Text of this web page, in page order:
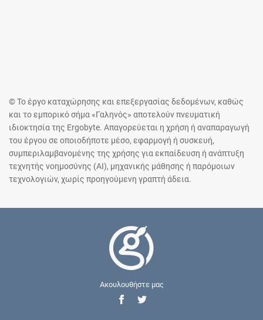
© Το έργο καταχώρησης και επεξεργασίας δεδομένων, καθώς
και το εμπορικό σήμα «Γαληνός» αποτελούν πνευματική
ιδιοκτησία της Ergobyte. Απαγορεύεται η χρήση ή αναπαραγωγή
του έργου σε οποιοδήποτε μέσο, εφαρμογή ή συσκευή,
συμπεριλαμβανομένης της χρήσης για εκπαίδευση ή ανάπτυξη
τεχνητής νοημοσύνης (AI), μηχανικής μάθησης ή παρόμοιων
τεχνολογιών, χωρίς προηγούμενη γραπτή άδεια.
Ακουλουθήστε μας